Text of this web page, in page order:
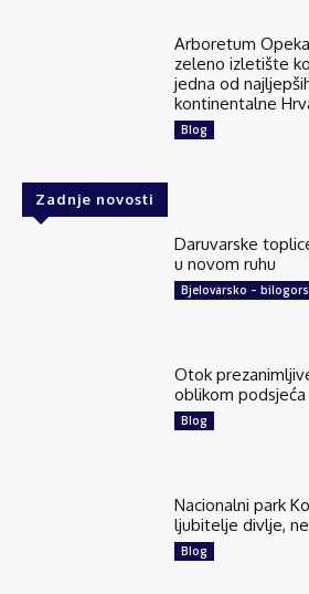
Arboretum
zeleno izletište
jedna od
kontinentalne
Blog
Zadnje novosti
Daruvarske
u novom ruhu
Bjelovarsko –
Otok
oblikom
Blog
Nacionalni park
ljubitelje divlje,
Blog